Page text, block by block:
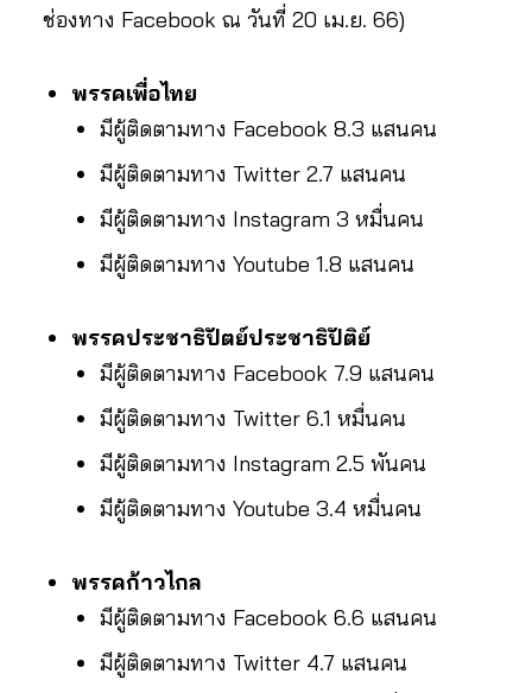
ช่องทาง Facebook ณ วันที่ 20 เม.ย. 66)
พรรคเพื่อไทย
มีผู้ติดตามทาง Facebook 8.3 แสนคน
มีผู้ติดตามทาง Twitter 2.7 แสนคน
มีผู้ติดตามทาง Instagram 3 หมื่นคน
มีผู้ติดตามทาง Youtube 1.8 แสนคน
พรรคประชาธิปัตย์ประชาธิปัติย์
มีผู้ติดตามทาง Facebook 7.9 แสนคน
มีผู้ติดตามทาง Twitter 6.1 หมื่นคน
มีผู้ติดตามทาง Instagram 2.5 พันคน
มีผู้ติดตามทาง Youtube 3.4 หมื่นคน
พรรคก้าวไกล
มีผู้ติดตามทาง Facebook 6.6 แสนคน
มีผู้ติดตามทาง Twitter 4.7 แสนคน